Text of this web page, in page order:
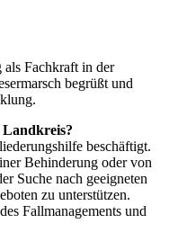
Fachkraft in der
begrüßt und
Landkreis?
beschäftigt.
Behinderung oder von
Suche nach geeigneten
zu unterstützen.
Fallmanagements und